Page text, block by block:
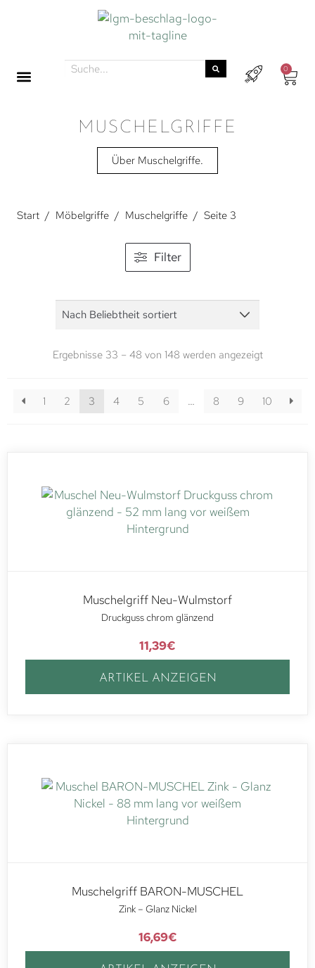
0
MUSCHELGRIFFE
Über Muschelgriffe.
Start / Möbelgriffe / Muschelgriffe / Seite 3
Filter
Ergebnisse 33 – 48 von 148 werden angezeigt
1 2 3 4 5 6 … 8 9 10
Muschelgriff Neu-Wulmstorf
Druckguss chrom glänzend
11,39€
ARTIKEL ANZEIGEN
Muschelgriff BARON-MUSCHEL
Zink – Glanz Nickel
16,69€